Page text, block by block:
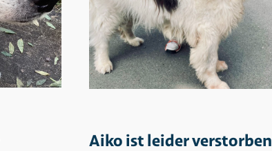
Aiko ist leider verstorben